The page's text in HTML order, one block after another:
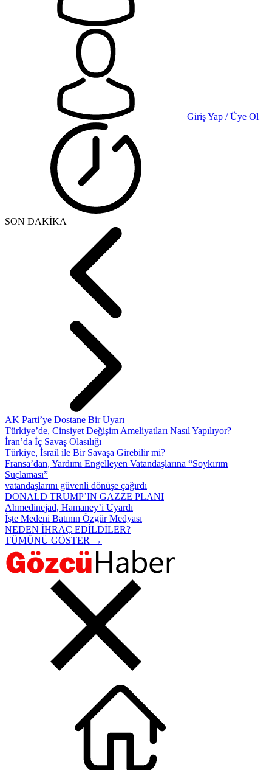
Giriş Yap / Üye Ol
SON DAKİKA
AK Parti’ye Dostane Bir Uyarı
Türkiye’de, Cinsiyet Değişim Ameliyatları Nasıl Yapılıyor?
İran’da İç Savaş Olasılığı
Türkiye, İsrail ile Bir Savaşa Girebilir mi?
Fransa’dan, Yardımı Engelleyen Vatandaşlarına “Soykırım
Suçlaması”
vatandaşlarını güvenli dönüşe çağırdı
DONALD TRUMP’IN GAZZE PLANI
Ahmedinejad, Hamaney’i Uyardı
İşte Medeni Batının Özgür Medyası
NEDEN İHRAÇ EDİLDİLER?
TÜMÜNÜ GÖSTER →